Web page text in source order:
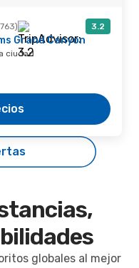
3.2
Grand Canyon
ciudad
globales al mejor